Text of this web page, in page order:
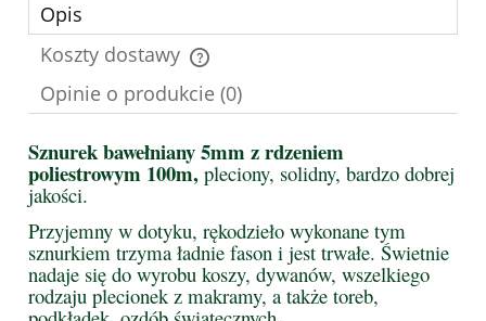
Opis
Koszty dostawy
Cena nie zawiera ewentualnych kosztów płatności
Opinie o produkcie (0)
Sznurek bawełniany 5mm z rdzeniem
poliestrowym 100m, pleciony, solidny, bardzo dobrej
jakości.
Przyjemny w dotyku, rękodzieło wykonane tym
sznurkiem trzyma ładnie fason i jest trwałe. Świetnie
nadaje się do wyrobu koszy, dywanów, wszelkiego
rodzaju plecionek z makramy, a także toreb,